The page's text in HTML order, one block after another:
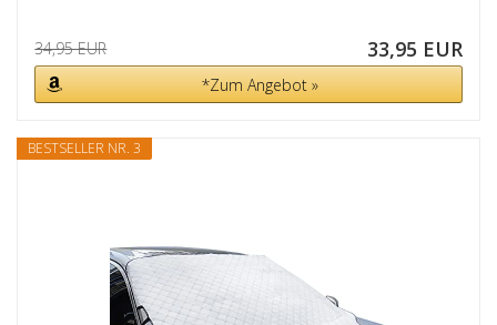
34,95 EUR 33,95 EUR
*Zum Angebot »
BESTSELLER NR. 3